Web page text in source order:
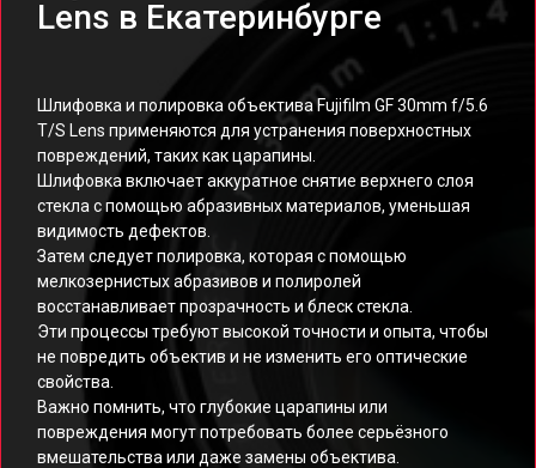
Lens в Екатеринбурге
Шлифовка и полировка объектива Fujifilm GF 30mm f/5.6
T/S Lens применяются для устранения поверхностных
повреждений, таких как царапины.
Шлифовка включает аккуратное снятие верхнего слоя
стекла с помощью абразивных материалов, уменьшая
видимость дефектов.
Затем следует полировка, которая с помощью
мелкозернистых абразивов и полиролей
восстанавливает прозрачность и блеск стекла.
Эти процессы требуют высокой точности и опыта, чтобы
не повредить объектив и не изменить его оптические
свойства.
Важно помнить, что глубокие царапины или
повреждения могут потребовать более серьёзного
вмешательства или даже замены объектива.